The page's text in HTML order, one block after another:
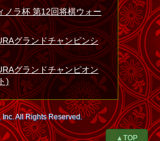
ノラ杯 第12回将棋ウォー
グランドチャンピンシ
グランドチャンピオン
)
All Rights Reserved.
▲TOP